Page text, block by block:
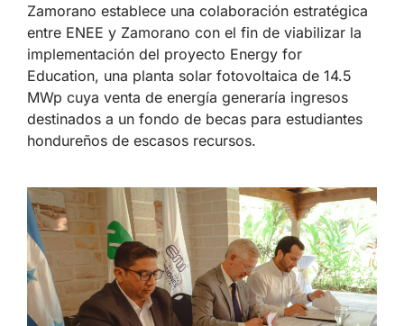
Zamorano establece una colaboración estratégica
entre ENEE y Zamorano con el fin de viabilizar la
implementación del proyecto Energy for
Education, una planta solar fotovoltaica de 14.5
MWp cuya venta de energía generaría ingresos
destinados a un fondo de becas para estudiantes
hondureños de escasos recursos.